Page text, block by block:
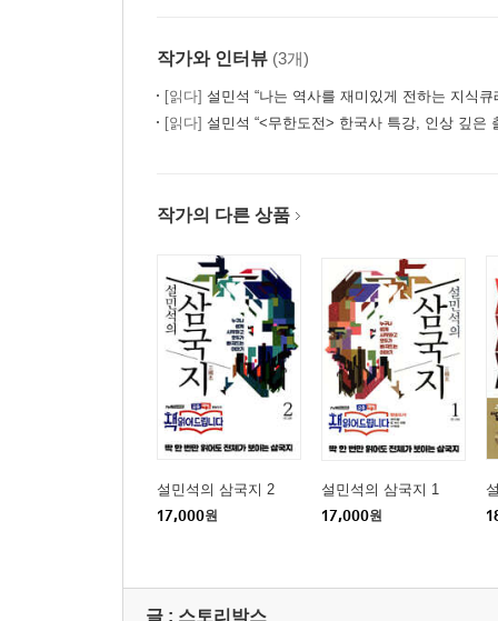
작가와 인터뷰 (3개)
[읽다] 설민석 “나는 역사를 재미있게 전하는 지식큐
[읽다] 설민석 “<무한도전> 한국사 특강, 인상 깊은
작가의 다른 상품
설민석의 삼국지 2
17,000원
설민석의 삼국지 1
17,000원
글 : 스토리박스